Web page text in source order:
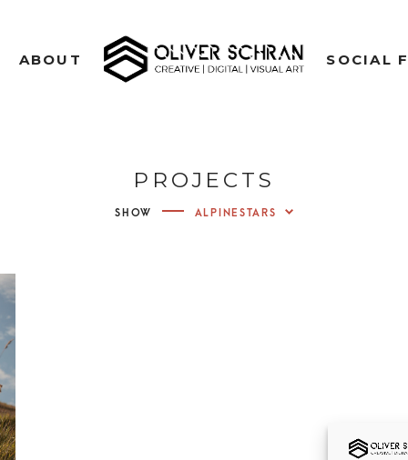
ABOUT CREATIVE | DIGITAL | VISUAL ART
SOCIAL
PROJECTS
SHOW